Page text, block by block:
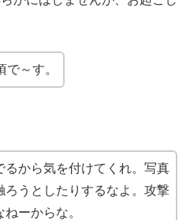
～す。
るから気を付けてくれ。写真
ろうとしたりするなよ。攻撃
ーからな。